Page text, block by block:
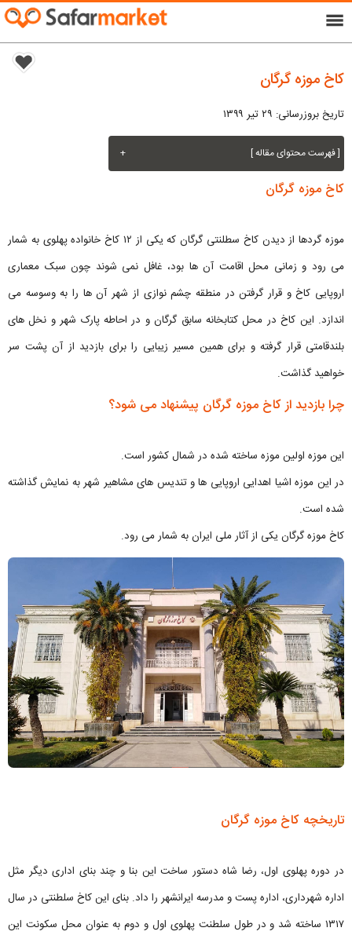
menu
کاخ موزه گرگان
تاریخ بروزرسانی: ۲۹ تیر ۱۳۹۹
[ فهرست محتوای مقاله ] +
کاخ موزه گرگان
موزه گردها از دیدن کاخ سطلنتی گرگان که یکی از ۱۲ کاخ خانواده پهلوی به شمار
می رود و زمانی محل اقامت آن ها بود، غافل نمی شوند چون سبک معماری
اروپایی کاخ و قرار گرفتن در منطقه چشم نوازی از شهر آن ها را به وسوسه می
اندازد. این کاخ در محل کتابخانه سابق گرگان و در احاطه پارک شهر و نخل های
بلندقامتی قرار گرفته و برای همین مسیر زیبایی را برای بازدید از آن پشت سر
خواهید گذاشت.
چرا بازدید از کاخ موزه گرگان پیشنهاد می شود؟
این موزه اولین موزه ساخته شده در شمال کشور است.
در این موزه اشیا اهدایی اروپایی ها و تندیس های مشاهیر شهر به نمایش گذاشته
شده است.
کاخ موزه گرگان یکی از آثار ملی ایران به شمار می رود.
تاریخچه کاخ موزه گرگان
در دوره پهلوی اول، رضا شاه دستور ساخت این بنا و چند بنای اداری دیگر مثل
اداره شهرداری، اداره پست و مدرسه ایرانشهر را داد. بنای این کاخ سلطنتی در سال
۱۳۱۷ ساخته شد و در طول سلطنت پهلوی اول و دوم به عنوان محل سکونت این